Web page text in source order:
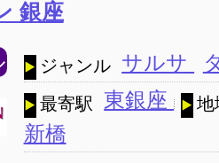
銀座
ジャンル サルサ
最寄駅 東銀座 地
新橋